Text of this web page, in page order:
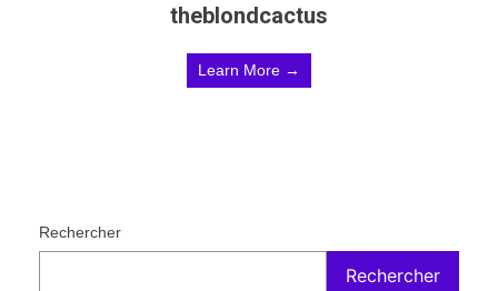
theblondcactus
Learn More →
Rechercher
Rechercher